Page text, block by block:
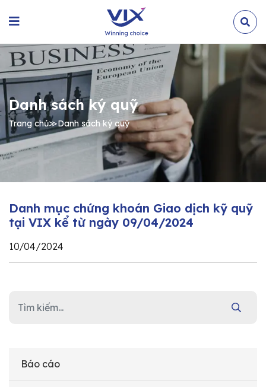
Danh sách ký quỹ
Trang chủ≫Danh sách ký quỹ
Báo cáo
Danh mục chứng khoán Giao dịch kỹ quỹ
tại VIX kể từ ngày 09/04/2024
10/04/2024